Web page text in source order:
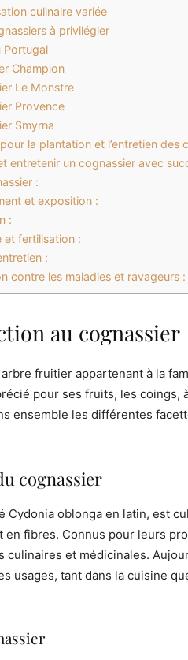
culinaire variée
à privilégier
Portugal
Champion
Le Monstre
Provence
Smyrna
la plantation et l’entretien des
entretenir un cognassier avec
:
et exposition :
:
et fertilisation :
:
contre les maladies et ravageurs :
au cognassier
fruitier appartenant à la
pour ses fruits, les coings,
ensemble les différentes
cognassier
Cydonia oblonga en latin, est
en fibres. Connus pour leurs
culinaires et médicinales.
usages, tant dans la cuisine